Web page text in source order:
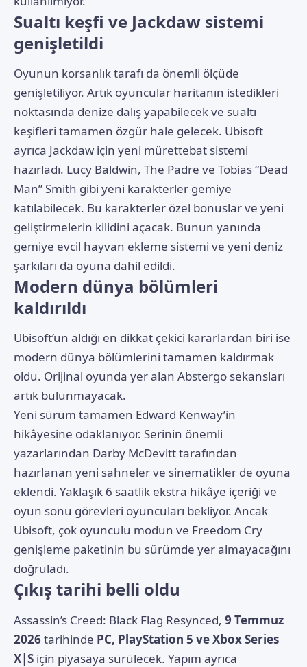
Sualtı keşfi ve Jackdaw sistemi
genişletildi
Oyunun korsanlık tarafı da önemli ölçüde
genişletiliyor. Artık oyuncular haritanın istedikleri
noktasında denize dalış yapabilecek ve sualtı
keşifleri tamamen özgür hale gelecek. Ubisoft
ayrıca Jackdaw için yeni mürettebat sistemi
hazırladı. Lucy Baldwin, The Padre ve Tobias “Dead
Man” Smith gibi yeni karakterler gemiye
katılabilecek. Bu karakterler özel bonuslar ve yeni
geliştirmelerin kilidini açacak. Bunun yanında
gemiye evcil hayvan ekleme sistemi ve yeni deniz
şarkıları da oyuna dahil edildi.
Modern dünya bölümleri
kaldırıldı
Ubisoft’un aldığı en dikkat çekici kararlardan biri ise
modern dünya bölümlerini tamamen kaldırmak
oldu. Orijinal oyunda yer alan Abstergo sekansları
artık bulunmayacak.
Yeni sürüm tamamen Edward Kenway’in
hikâyesine odaklanıyor. Serinin önemli
yazarlarından Darby McDevitt tarafından
hazırlanan yeni sahneler ve sinematikler de oyuna
eklendi. Yaklaşık 6 saatlik ekstra hikâye içeriği ve
oyun sonu görevleri oyuncuları bekliyor. Ancak
Ubisoft, çok oyunculu modun ve Freedom Cry
genişleme paketinin bu sürümde yer almayacağını
doğruladı.
Çıkış tarihi belli oldu
Assassin’s Creed: Black Flag Resynced, 9 Temmuz
2026 tarihinde PC, PlayStation 5 ve Xbox Series
X|S için piyasaya sürülecek. Yapım ayrıca